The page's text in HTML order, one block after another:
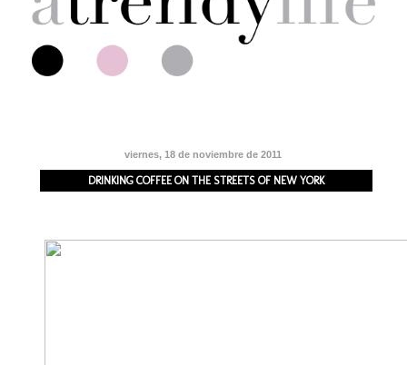
viernes, 18 de noviembre de 2011
DRINKING COFFEE ON THE STREETS OF NEW YORK